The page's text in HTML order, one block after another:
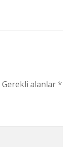
Gerekli alanlar*